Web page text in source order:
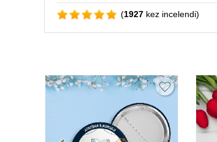
(1927 kez incelendi)